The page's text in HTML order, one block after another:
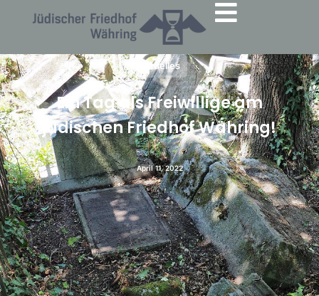
Aktuelles
Ein Tag als Freiwillige am
jüdischen Friedhof Währing!
April 11, 2022